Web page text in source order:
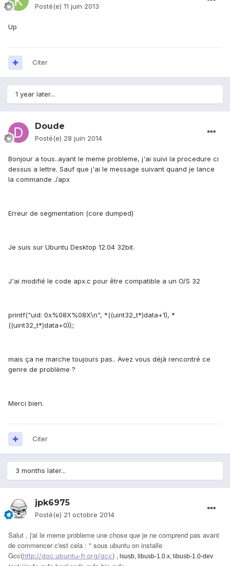
Posté(e) 11 juin 2013
Up
Citer
1 year later...
Doude
Posté(e) 28 juin 2014
Bonjour a tous..ayant le meme probleme, j'ai suivi la procedure ci
dessus a lettre. Sauf que j'ai le message suivant quand je lance
la commande ./apx
Erreur de segmentation (core dumped)
Je suis sur Ubuntu Desktop 12.04 32bit.
J'ai modifié le code apx.c pour être compatible a un O/S 32
printf("uid: 0x%08X%08X\n", *((uint32_t*)data+1), *
((uint32_t*)data+0));;
mais ça ne marche toujours pas.. Avez vous déjà rencontré ce
genre de problème ?
Merci bien.
Citer
3 months later...
jpk6975
Posté(e) 21 octobre 2014
Salut , j'ai le meme probleme une chose que je ne comprend pas avant
de commencer c'est cela : " sous ubuntu on installe
Gcc(http://doc.ubuntu-fr.org/gcc) , lsusb, libusb-1.0.x, libusb-1.0-dev